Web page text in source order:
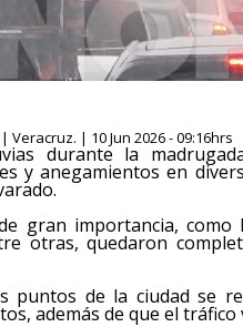
Veracruz. | 10 Jun 2026 - 09:16hrs
durante la
y anegamientos en
gran importancia,
otras, quedaron
puntos de la ciudad se
además de que el